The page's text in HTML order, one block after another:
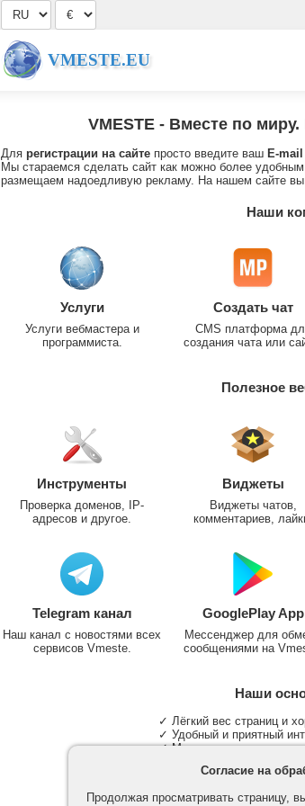
VMESTE.EU
VMESTE- Вместе по миру.
Для регистрации на сайте просто введите ваш E-mail
Мы стараемся сделать сайт как можно более
размещаем надоедливую рекламу. На нашем сайте
Наши
Услуги
Услуги вебмастера и
программиста.
Создать чат
CMS платформа
создания чата или
Полезное
Инструменты
Проверка доменов, IP-
адресов и другое.
Виджеты
Виджеты чатов,
комментариев,
Telegram канал
Наш канал с новостями всех
сервисов Vmeste.
GooglePlay App
Мессенджер для
сообщениями на
Наши
✓ Лёгкий вес страниц и
✓ Удобный и приятный
✓ Мы не размещаем
✓ Участие в группах и
✓ Поддержка основных
Согласие на
Продолжая просматривать страницу,